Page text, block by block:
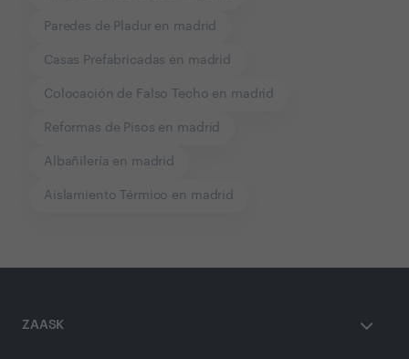
Paredes de Pladur en madrid
Casas Prefabricadas en madrid
Colocación de Falso Techo en madrid
Reformas de Pisos en madrid
Albañilería en madrid
Aislamiento Térmico en madrid
ZAASK